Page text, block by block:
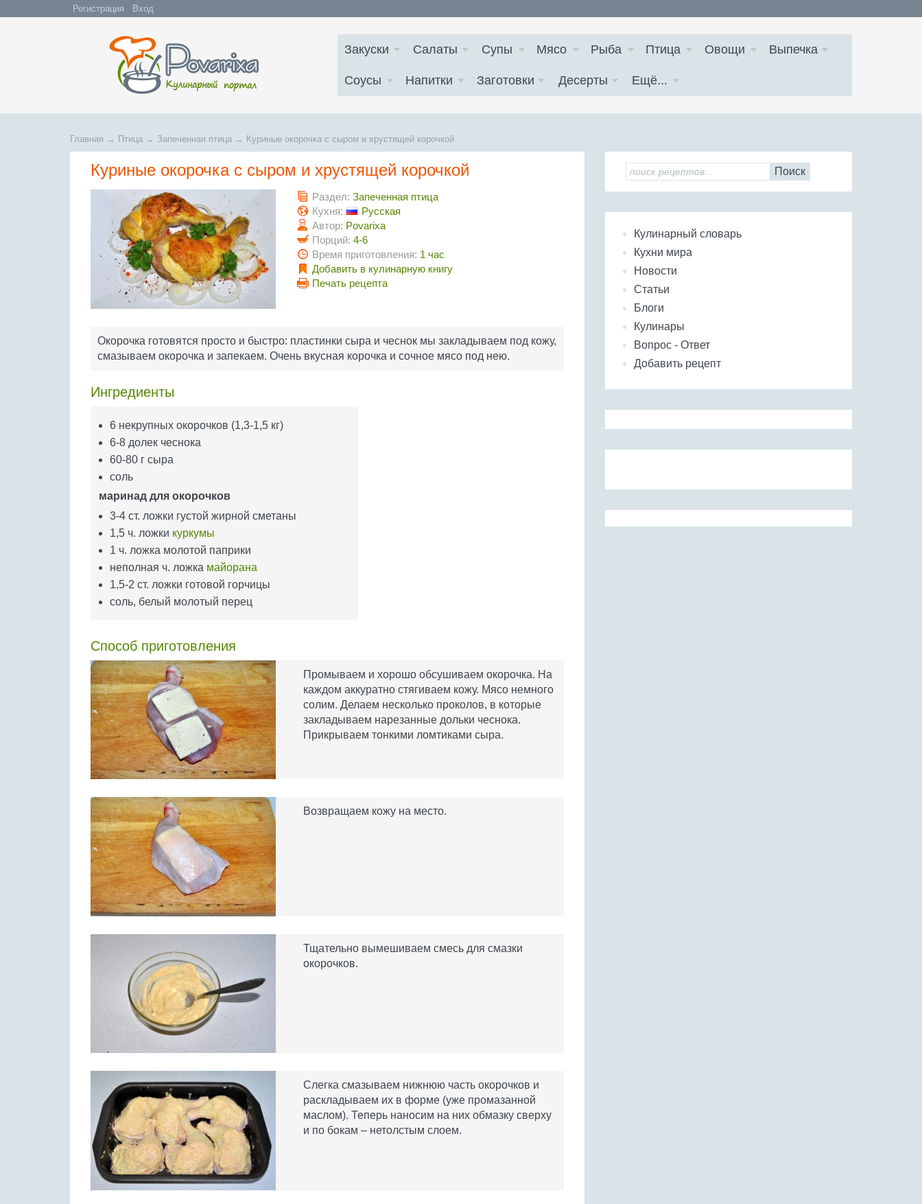
Регистрация Вход
Закуски Салаты Супы Мясо Рыба Птица Овощи Выпечка
Соусы Напитки Заготовки Десерты Ещё...
Главная → Птица → Запеченная птица → Куриные окорочка с сыром и хрустящей корочкой
Куриные окорочка с сыром и хрустящей корочкой
Раздел: Запеченная птица
Кухня:
Русская
Автор: Povarixa
Порций: 4-6
Время приготовления: 1 час
Добавить в кулинарную книгу
Печать рецепта
Окорочка готовятся просто и быстро: пластинки сыра и чеснок мы закладываем под кожу,
смазываем окорочка и запекаем. Очень вкусная корочка и сочное мясо под нею.
Ингредиенты
6 некрупных окорочков (1,3-1,5 кг)
6-8 долек чеснока
60-80 г сыра
соль
маринад для окорочков
3-4 ст. ложки густой жирной сметаны
1,5 ч. ложки куркумы
1 ч. ложка молотой паприки
неполная ч. ложка майорана
1,5-2 ст. ложки готовой горчицы
соль, белый молотый перец
Способ приготовления
Промываем и хорошо обсушиваем окорочка. На
каждом аккуратно стягиваем кожу. Мясо немного
солим. Делаем несколько проколов, в которые
закладываем нарезанные дольки чеснока.
Прикрываем тонкими ломтиками сыра.
Возвращаем кожу на место.
Тщательно вымешиваем смесь для смазки
окорочков.
Слегка смазываем нижнюю часть окорочков и
раскладываем их в форме (уже промазанной
маслом). Теперь наносим на них обмазку сверху
и по бокам – нетолстым слоем.
Поиск
Кулинарный словарь
Кухни мира
Новости
Статьи
Блоги
Кулинары
Вопрос - Ответ
Добавить рецепт